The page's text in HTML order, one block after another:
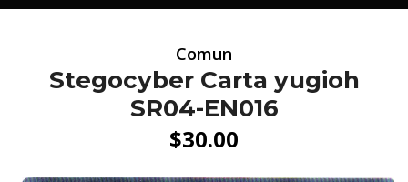
Comun
Stegocyber Carta yugioh
SR04-EN016
$30.00